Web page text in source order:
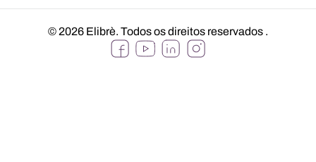
© 2026 Elibrè. Todos os direitos reservados .